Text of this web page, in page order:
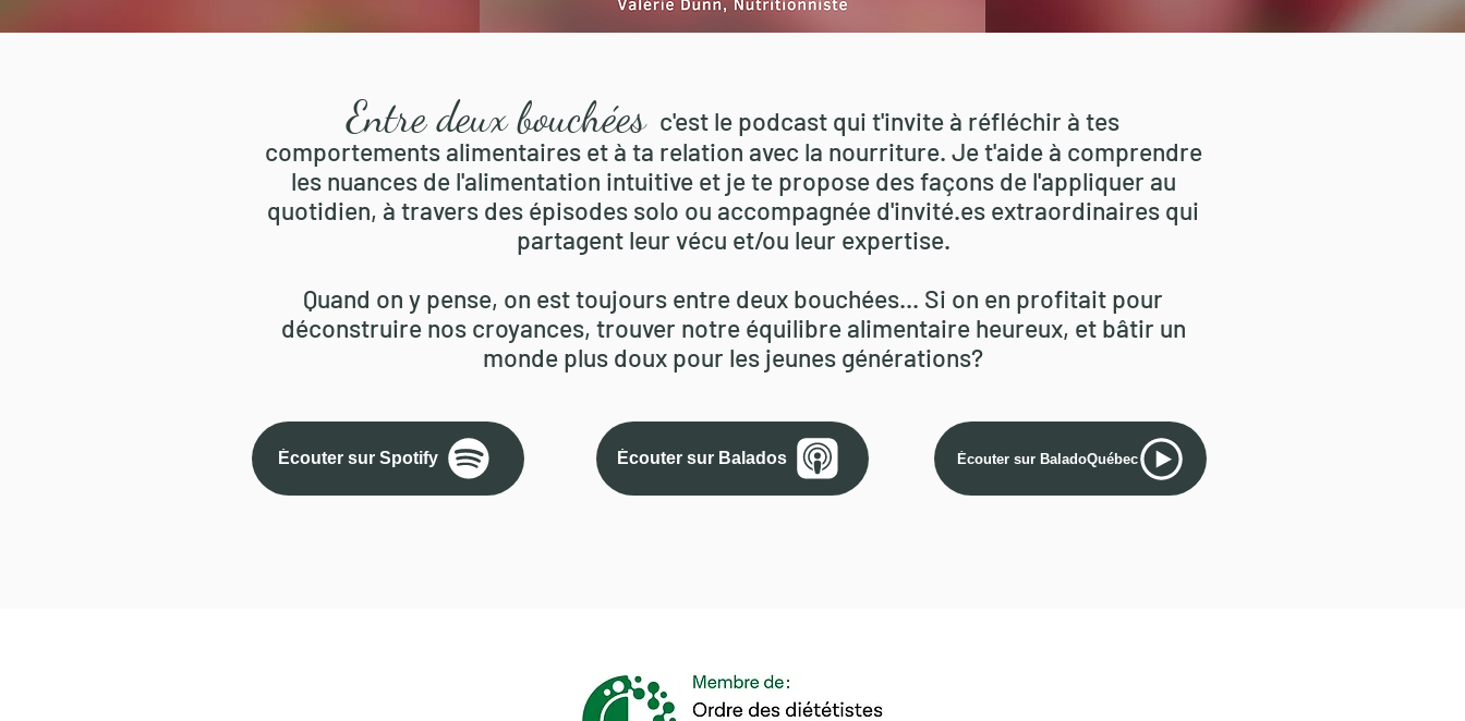
Entre deux bouchées c'est le podcast qui t'invite à réfléchir à tes
comportements alimentaires et à ta relation avec la nourriture. Je t'aide à comprendre
les nuances de l'alimentation intuitive et je te propose des façons de l'appliquer au
quotidien, à travers des épisodes solo ou accompagnée d'invité.es extraordinaires qui
partagent leur vécu et/ou leur expertise.
Quand on y pense, on est toujours entre deux bouchées... Si on en profitait pour
déconstruire nos croyances, trouver notre équilibre alimentaire heureux, et bâtir un
monde plus doux pour les jeunes générations?
Écouter sur Spotify Écouter sur Balados Écouter sur BaladoQuébec